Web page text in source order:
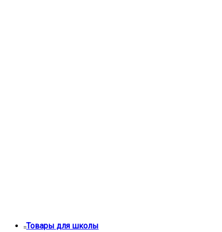
Товары для школы